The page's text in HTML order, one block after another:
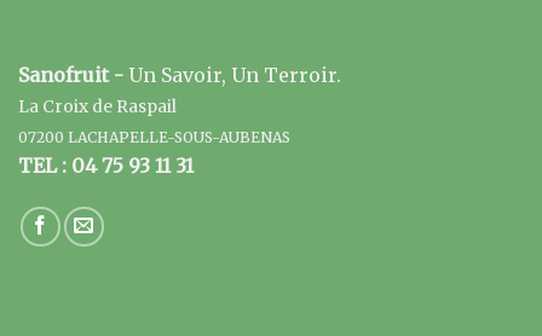
Sanofruit - Un Savoir, Un Terroir.
La Croix de Raspail
07200 LACHAPELLE-SOUS-AUBENAS
TEL : 04 75 93 11 31